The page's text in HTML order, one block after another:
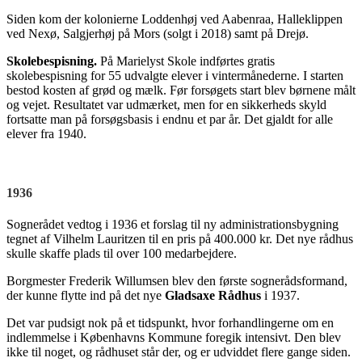
Siden kom der kolonierne Loddenhøj ved Aabenraa, Halleklippen
ved Nexø, Salgjerhøj på Mors (solgt i 2018) samt på Drejø.
Skolebespisning. På Marielyst Skole indførtes gratis
skolebespisning for 55 udvalgte elever i vintermånederne. I starten
bestod kosten af grød og mælk. Før forsøgets start blev børnene målt
og vejet. Resultatet var udmærket, men for en sikkerheds skyld
fortsatte man på forsøgsbasis i endnu et par år. Det gjaldt for alle
elever fra 1940.
1936
Sognerådet vedtog i 1936 et forslag til ny administrationsbygning
tegnet af Vilhelm Lauritzen til en pris på 400.000 kr. Det nye rådhus
skulle skaffe plads til over 100 medarbejdere.
Borgmester Frederik Willumsen blev den første sognerådsformand,
der kunne flytte ind på det nye Gladsaxe Rådhus i 1937.
Det var pudsigt nok på et tidspunkt, hvor forhandlingerne om en
indlemmelse i Københavns Kommune foregik intensivt. Den blev
ikke til noget, og rådhuset står der, og er udviddet flere gange siden.